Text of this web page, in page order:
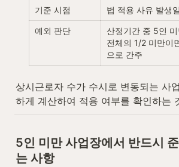
기준 시점 법 적용 사유 발생
예외 판단
산정기간 중 5인
전체의 1/2 미만이
으로 간주
상시근로자 수가 수시로 변동되는 사
하게 계산하여 적용 여부를 확인하는
5인 미만 사업장에서 반드시
는 사항